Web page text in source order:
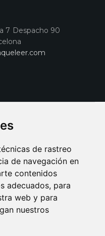
de rastreo
de navegación en
contenidos
adecuados, para
web y para
nuestros
7 Despacho 90
POLITICA DE PRIVACIDAD
SORTEO-PREESTRENOS